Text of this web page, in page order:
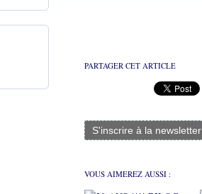
PARTAGER CET ARTICLE
S'inscrire à la newsletter
VOUS AIMEREZ AUSSI :